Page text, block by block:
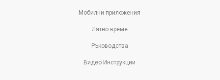
Мобилни приложения
Лятно време
Ръководства
Видео Инструкции